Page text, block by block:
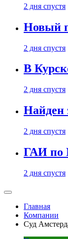
2 дня спустя
Новый
2 дня спустя
В
2 дня спустя
Найден
2 дня спустя
ГАИ по
2 дня спустя
Главная
Компании
Суд